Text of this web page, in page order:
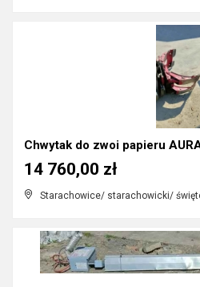
Chwytak do zwoi papieru
Starachowice/ starachowicki/
14 760,00 zł